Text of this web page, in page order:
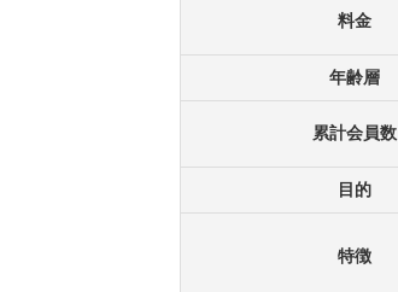
料金
年齢層
累計会員数
目的
特徴